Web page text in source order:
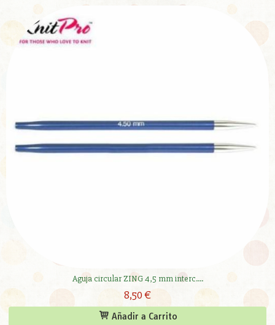
Aguja circular ZING 4,5 mm interc....
8,50 €
Añadir a Carrito